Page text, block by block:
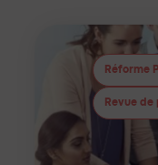
Réforme
Revue de